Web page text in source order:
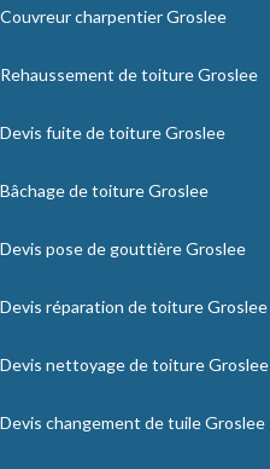
Couvreur charpentier Groslee
Rehaussement de toiture Groslee
Devis fuite de toiture Groslee
Bâchage de toiture Groslee
Devis pose de gouttière Groslee
Devis réparation de toiture Groslee
Devis nettoyage de toiture Groslee
Devis changement de tuile Groslee